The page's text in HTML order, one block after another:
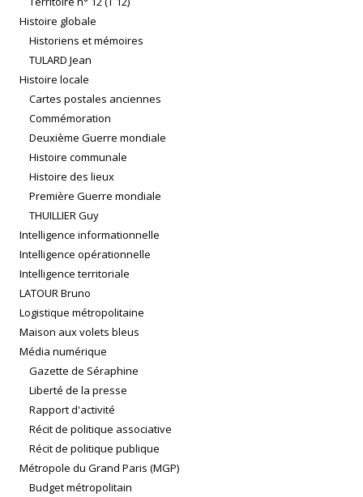
Histoire globale
Historiens et mémoires
TULARD Jean
Histoire locale
Cartes postales anciennes
Commémoration
Deuxième Guerre mondiale
Histoire communale
Histoire des lieux
Première Guerre mondiale
THUILLIER Guy
Intelligence informationnelle
Intelligence opérationnelle
Intelligence territoriale
LATOUR Bruno
Logistique métropolitaine
Maison aux volets bleus
Média numérique
Gazette de Séraphine
Liberté de la presse
Rapport d'activité
Récit de politique associative
Récit de politique publique
Métropole du Grand Paris (MGP)
Budget métropolitain